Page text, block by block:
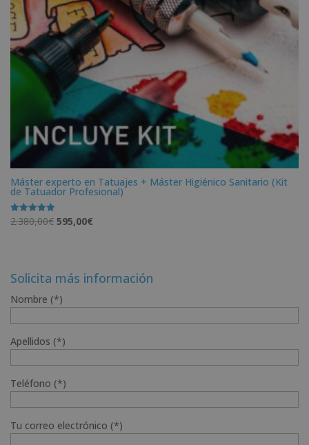
Máster experto en Tatuajes + Máster Higiénico Sanitario (Kit
de Tatuador Profesional)
Valorado
con
2.380,00€ El
2.380,00€.
595,00€
595,00€.
Solicita más información
Nombre (*)
Apellidos (*)
Teléfono (*)
Tu correo electrónico (*)